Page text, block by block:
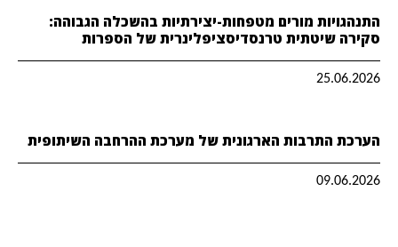
התנהגויות מורים מטפחות-יצירתיות בהשכלה הגבוהה:
סקירה שיטתית טרנסדיסציפלינרית של הספרות
25.06.2026
הערכת התרבות הארגונית של מערכת ההרחבה השיתופית
09.06.2026